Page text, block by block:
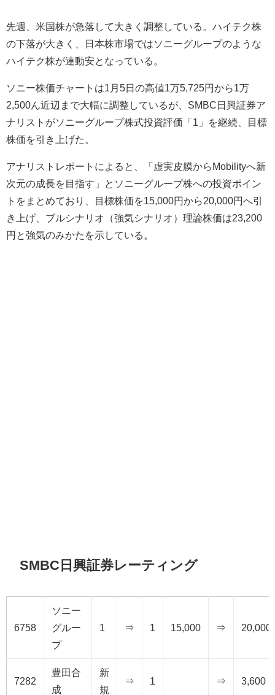
先週、米国株が急落して大きく調整している。ハイテク株
の下落が大きく、日本株市場ではソニーグループのような
ハイテク株が連動安となっている。
ソニー株価チャートは1月5日の高値1万5,725円から1万
2,500ん近辺まで大幅に調整しているが、SMBC日興証券ア
ナリストがソニーグループ株式投資評価「1」を継続、目標
株価を引き上げた。
アナリストレポートによると、「虚実皮膜からMobilityへ新
次元の成長を目指す」とソニーグループ株への投資ポイン
トをまとめており、目標株価を15,000円から20,000円へ引
き上げ、ブルシナリオ（強気シナリオ）理論株価は23,200
円と強気のみかたを示している。
SMBC日興証券レーティング
6758
ソニー
グルー
プ
1 ⇒ 1 15,000 ⇒ 20,000
7282
豊田合
成
新
規
⇒ 1 ⇒ 3,600